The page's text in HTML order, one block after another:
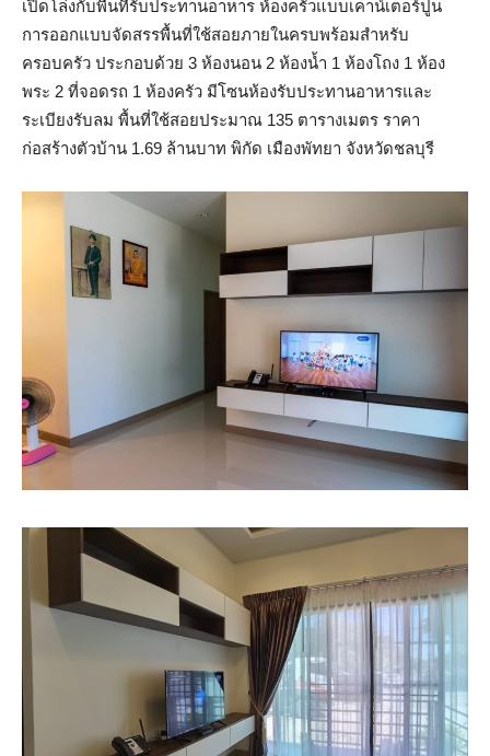
เปิดโล่งกับพื้นที่รับประทานอาหาร ห้องครัวแบบเคาน์เตอร์ปูน
การออกแบบจัดสรรพื้นที่ใช้สอยภายในครบพร้อมสำหรับ
ครอบครัว ประกอบด้วย 3 ห้องนอน 2 ห้องน้ำ 1 ห้องโถง 1 ห้อง
พระ 2 ที่จอดรถ 1 ห้องครัว มีโซนห้องรับประทานอาหารและ
ระเบียงรับลม พื้นที่ใช้สอยประมาณ 135 ตารางเมตร ราคา
ก่อสร้างตัวบ้าน 1.69 ล้านบาท พิกัด เมืองพัทยา จังหวัดชลบุรี